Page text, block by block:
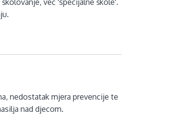
već 'specijalne škole'.
nedostatak mjera prevencije te
nad djecom.